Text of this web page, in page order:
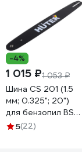
-4%
1 015 ₽1 053 ₽
Шина CS 201 (1.5
мм; 0.325"; 20")
для бензопил BS-
52 и BS-2800M
5(22)